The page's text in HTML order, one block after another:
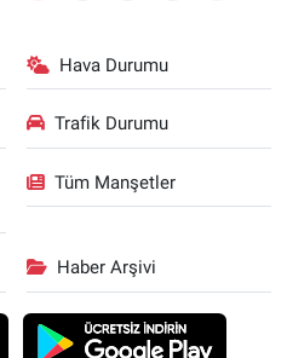
Hava Durumu
Trafik Durumu
Tüm Manşetler
Haber Arşivi